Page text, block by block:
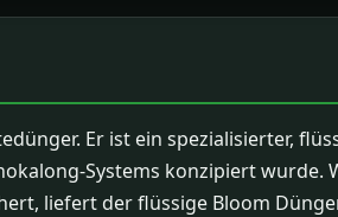
Er ist ein spezialisierter,
Systems konzipiert wurde.
liefert der flüssige Bloom